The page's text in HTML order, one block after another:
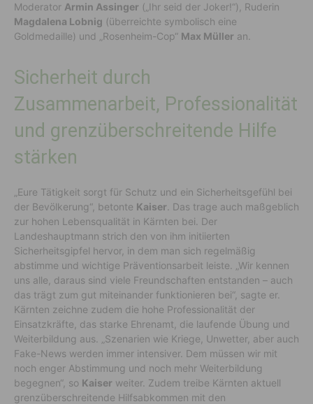
Moderator Armin Assinger („Ihr seid der Joker!“), Ruderin
Magdalena Lobnig (überreichte symbolisch eine
Goldmedaille) und „Rosenheim-Cop“ Max Müller an.
Sicherheit durch
Zusammenarbeit, Professionalität
und grenzüberschreitende Hilfe
stärken
„Eure Tätigkeit sorgt für Schutz und ein Sicherheitsgefühl bei
der Bevölkerung“, betonte Kaiser . Das trage auch maßgeblich
zur hohen Lebensqualität in Kärnten bei. Der
Landeshauptmann strich den von ihm initiierten
Sicherheitsgipfel hervor, in dem man sich regelmäßig
abstimme und wichtige Präventionsarbeit leiste. „Wir kennen
uns alle, daraus sind viele Freundschaften entstanden – auch
das trägt zum gut miteinander funktionieren bei“, sagte er.
Kärnten zeichne zudem die hohe Professionalität der
Einsatzkräfte, das starke Ehrenamt, die laufende Übung und
Weiterbildung aus. „Szenarien wie Kriege, Unwetter, aber auch
Fake-News werden immer intensiver. Dem müssen wir mit
noch enger Abstimmung und noch mehr Weiterbildung
begegnen“, so Kaiser weiter. Zudem treibe Kärnten aktuell
grenzüberschreitende Hilfsabkommen mit den